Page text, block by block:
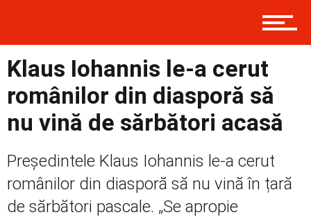
Prima
Politică
Klaus Iohannis le-a cerut
românilor din diasporă să
nu vină de sărbători acasă
Președintele Klaus Iohannis le-a cerut
românilor din diasporă să nu vină în țară
de sărbători pascale. „Se apropie